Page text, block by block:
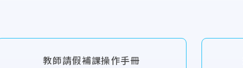
教師請假補課操作手冊